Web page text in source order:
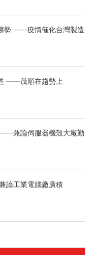
勢 ——疫情催化台灣製造
——茂順在趨勢上
兼論伺服器機殼大廠勤
論工業電腦廠廣積